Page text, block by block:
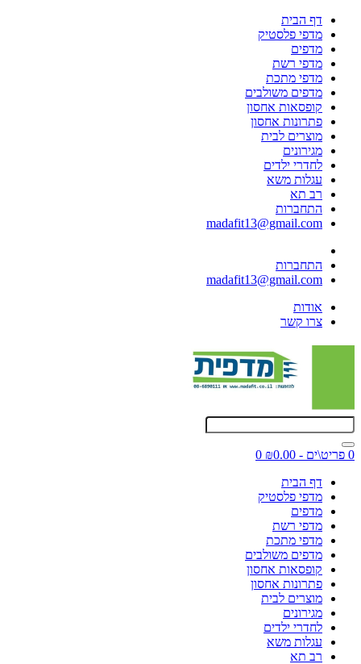
דף הבית
מדפי פלסטיק
מדפים
מדפי רשת
מדפי מתכת
מדפים משולבים
קופסאות אחסון
פתרונות אחסון
מוצרים לבית
מגירונים
לחדרי ילדים
עגלות משא
רב תא
התחברות
madafit13@gmail.com
התחברות
madafit13@gmail.com
אודות
צרו קשר
0 פריט\ים - ₪0.00
0
דף הבית
מדפי פלסטיק
מדפים
מדפי רשת
מדפי מתכת
מדפים משולבים
קופסאות אחסון
פתרונות אחסון
מוצרים לבית
מגירונים
לחדרי ילדים
עגלות משא
רב תא